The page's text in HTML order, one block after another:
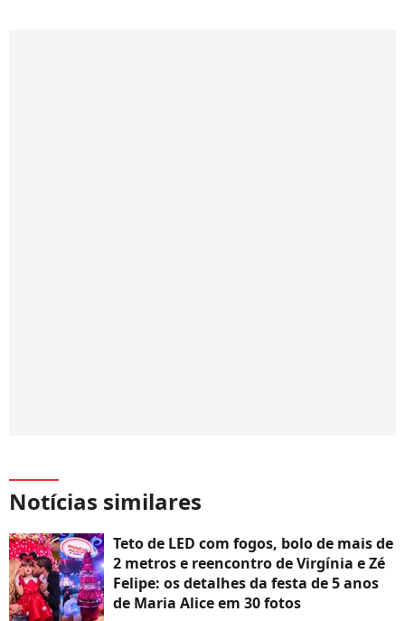
Notícias similares
Teto de LED com fogos, bolo de mais de
2 metros e reencontro de Virgínia e Zé
Felipe: os detalhes da festa de 5 anos
de Maria Alice em 30 fotos